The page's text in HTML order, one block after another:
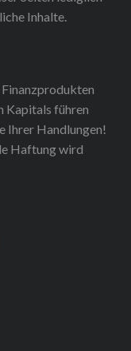
Inhalte.
Kapitals führen
Ihrer Handlungen!
Haftung wird